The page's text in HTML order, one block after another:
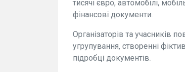
тисячі євро, автомобілі,
фінансові документи.
Організаторів та учасників
угрупування, створенні
підробці документів.